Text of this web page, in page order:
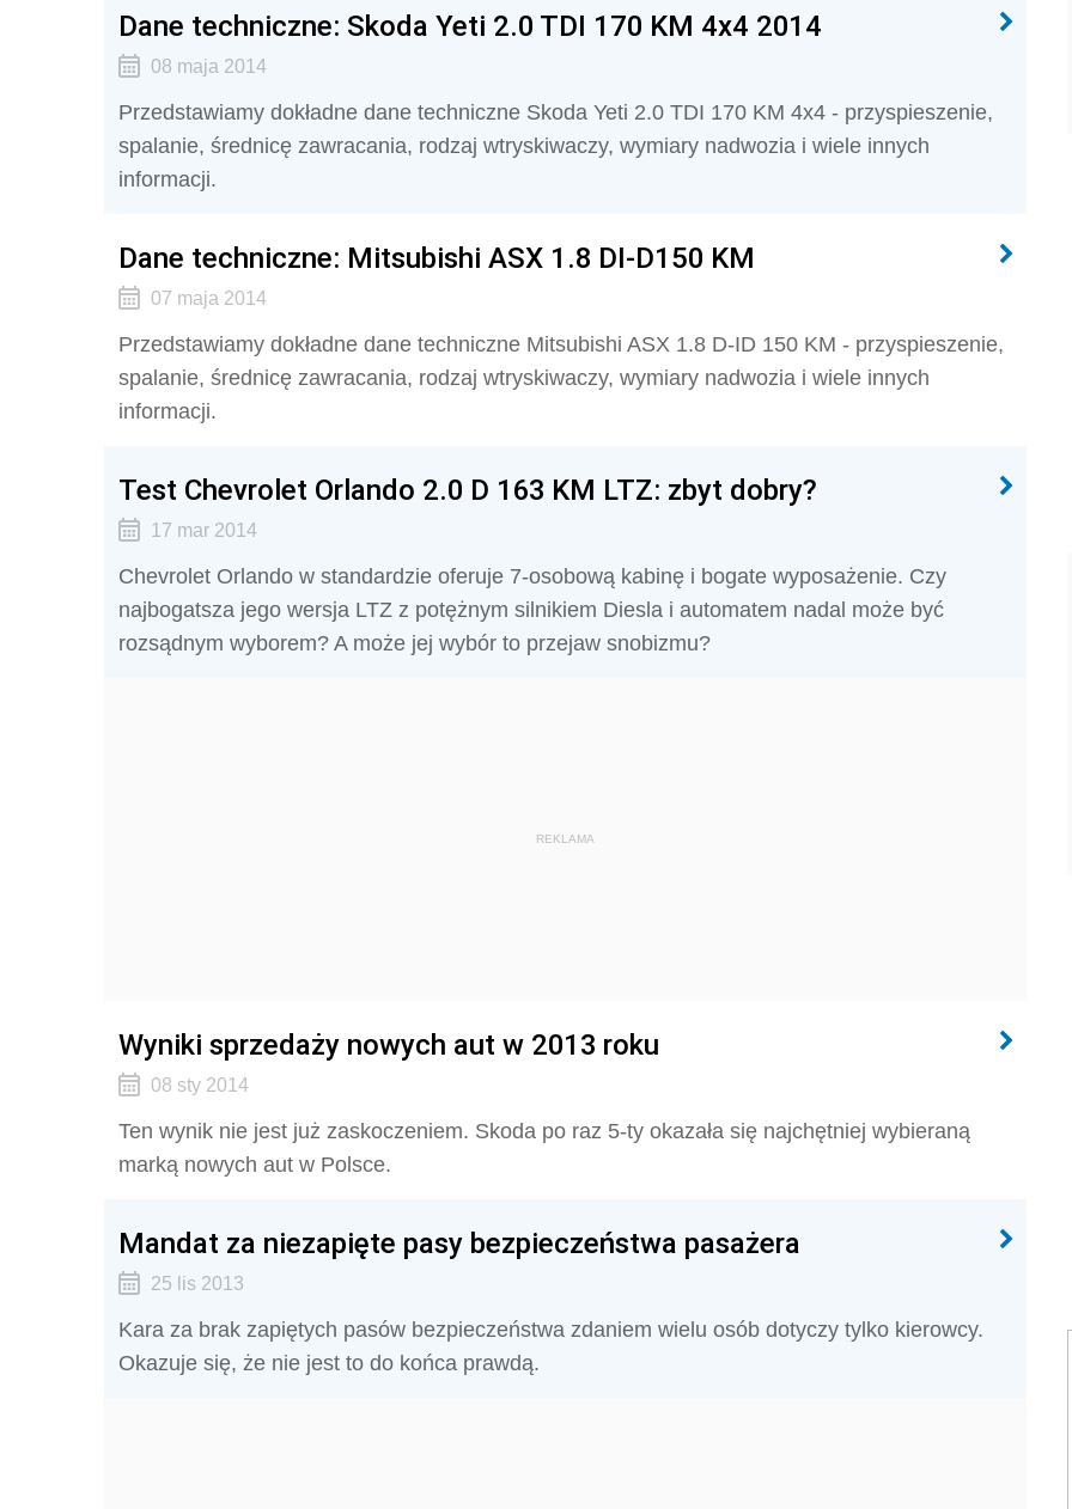
Dane techniczne: Skoda Yeti 2.0 TDI 170 KM 4x4 2014
08 maja 2014
Przedstawiamy dokładne dane techniczne Skoda Yeti 2.0 TDI 170 KM 4x4 - przyspieszenie,
spalanie, średnicę zawracania, rodzaj wtryskiwaczy, wymiary nadwozia i wiele innych
informacji.
Dane techniczne: Mitsubishi ASX 1.8 DI-D150 KM
07 maja 2014
Przedstawiamy dokładne dane techniczne Mitsubishi ASX 1.8 D-ID 150 KM - przyspieszenie,
spalanie, średnicę zawracania, rodzaj wtryskiwaczy, wymiary nadwozia i wiele innych
informacji.
Test Chevrolet Orlando 2.0 D 163 KM LTZ: zbyt dobry?
17 mar 2014
Chevrolet Orlando w standardzie oferuje 7-osobową kabinę i bogate wyposażenie. Czy
najbogatsza jego wersja LTZ z potężnym silnikiem Diesla i automatem nadal może być
rozsądnym wyborem? A może jej wybór to przejaw snobizmu?
REKLAMA
Wyniki sprzedaży nowych aut w 2013 roku
08 sty 2014
Ten wynik nie jest już zaskoczeniem. Skoda po raz 5-ty okazała się najchętniej wybieraną
marką nowych aut w Polsce.
Mandat za niezapięte pasy bezpieczeństwa pasażera
25 lis 2013
Kara za brak zapiętych pasów bezpieczeństwa zdaniem wielu osób dotyczy tylko kierowcy.
Okazuje się, że nie jest to do końca prawdą.